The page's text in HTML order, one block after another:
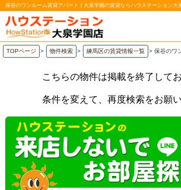
保谷のワンルーム賃貸アパート | 大泉学園の賃貸ならハウステーション大
TOPページ > 物件検索 > 練馬区の賃貸情報一覧 > 保谷のワ
こちらの物件は掲載を終了してお
条件を変えて、再度検索をお願い